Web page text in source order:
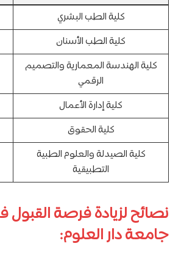
كلية الطب البشري
كلية الطب الأسنان
كلية الهندسة المعمارية والتصميم
الرقمي
كلية إدارة الأعمال
كلية الحقوق
كلية الصيدلة والعلوم الطبية
التطبيقية
نصائح لزيادة فرصة
جامعة دار العلوم: